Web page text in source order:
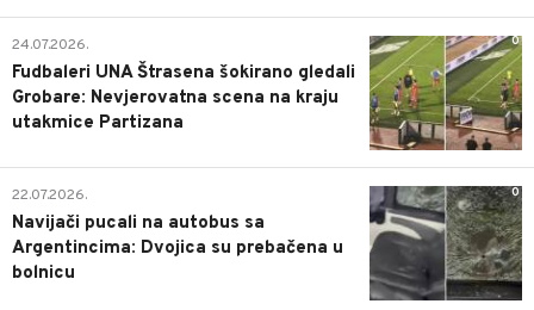
0
24.07.2026.
Fudbaleri UNA Štrasena šokirano gledali
Grobare: Nevjerovatna scena na kraju
utakmice Partizana
0
22.07.2026.
Navijači pucali na autobus sa
Argentincima: Dvojica su prebačena u
bolnicu